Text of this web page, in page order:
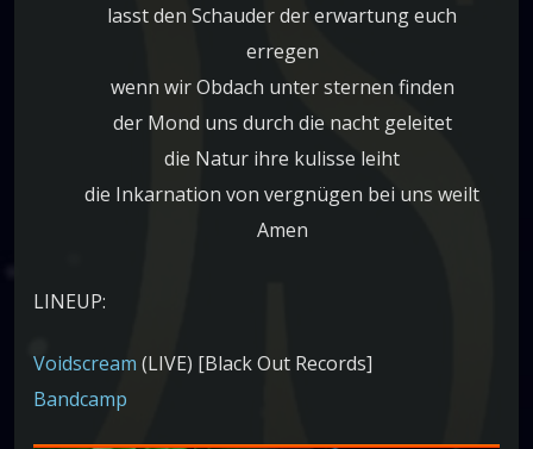
lasst den Schauder der erwartung euch
erregen
wenn wir Obdach unter sternen finden
der Mond uns durch die nacht geleitet
die Natur ihre kulisse leiht
die Inkarnation von vergnügen bei uns weilt
Amen
LINEUP:
Voidscream (LIVE) [Black Out Records]
Bandcamp